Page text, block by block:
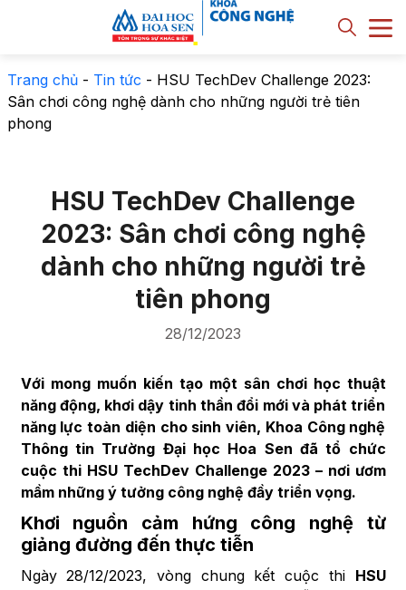
Trang chủ - Tin tức - HSU TechDev Challenge 2023:
Sân chơi công nghệ dành cho những người trẻ tiên
phong
HSU TechDev Challenge
2023: Sân chơi công nghệ
dành cho những người trẻ
tiên phong
28/12/2023
Với mong muốn kiến tạo một sân chơi học thuật
năng động, khơi dậy tinh thần đổi mới và phát triển
năng lực toàn diện cho sinh viên, Khoa Công nghệ
Thông tin Trường Đại học Hoa Sen đã tổ chức
cuộc thi HSU TechDev Challenge 2023 – nơi ươm
mầm những ý tưởng công nghệ đầy triển vọng.
Khơi nguồn cảm hứng công nghệ từ
giảng đường đến thực tiễn
Ngày 28/12/2023, vòng chung kết cuộc thi HSU